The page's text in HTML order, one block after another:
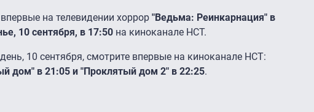
на телевидении хоррор "Ведьма: Реинкарнация" в
10 сентября, в 17:50 на киноканале НСТ.
10 сентября, смотрите впервые на киноканале НСТ:
дом" в 21:05 и "Проклятый дом 2" в 22:25.